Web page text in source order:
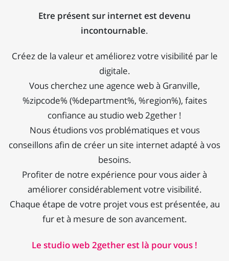
Etre présent sur internet est devenu
incontournable.
Créez de la valeur et améliorez votre visibilité par le
digitale.
Vous cherchez une agence web à Granville,
%zipcode% (%department%, %region%), faites
confiance au studio web 2gether !
Nous étudions vos problématiques et vous
conseillons afin de créer un site internet adapté à vos
besoins.
Profiter de notre expérience pour vous aider à
améliorer considérablement votre visibilité.
Chaque étape de votre projet vous est présentée, au
fur et à mesure de son avancement.
Le studio web 2gether est là pour vous !